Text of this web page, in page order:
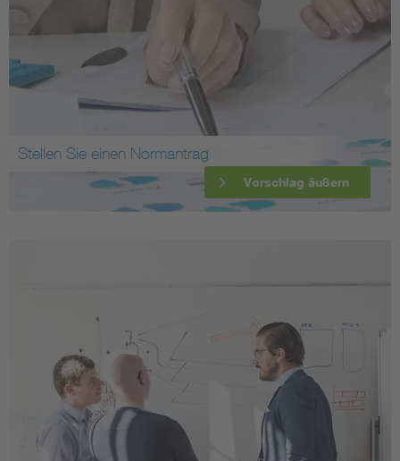
Stellen Sie einen Normantrag
Vorschlag äußern